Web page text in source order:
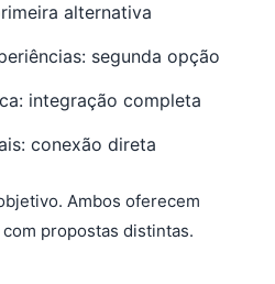
alternativa
segunda opção
integração completa
conexão direta
Ambos oferecem
propostas distintas.